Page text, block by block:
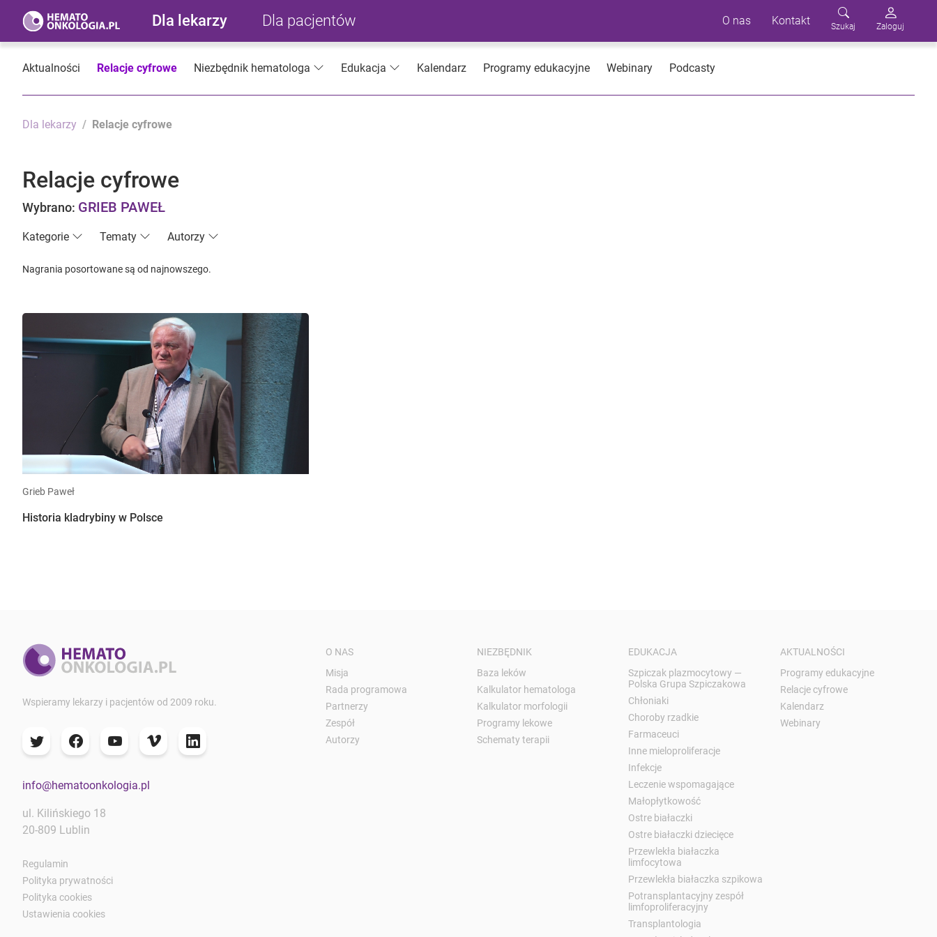
Dla lekarzy Dla pacjentów O nas Kontakt Szukaj Zaloguj
Aktualności Relacje cyfrowe Niezbędnik hematologa Edukacja Kalendarz Programy edukacyjne Webinary Podcasty
Dla lekarzy Relacje cyfrowe
Relacje cyfrowe
Wybrano: GRIEB PAWEŁ
Kategorie Tematy Autorzy
Nagrania posortowane są od najnowszego.
Grieb Paweł
Historia kladrybiny w Polsce
Wspieramy lekarzy i pacjentów od 2009 roku.
info@hematoonkologia.pl
ul. Kilińskiego 18
20-809 Lublin
Regulamin
Polityka prywatności
Polityka cookies
Ustawienia cookies
O NAS
Misja
Rada programowa
Partnerzy
Zespół
Autorzy
NIEZBĘDNIK
Baza leków
Kalkulator hematologa
Kalkulator morfologii
Programy lekowe
Schematy terapii
EDUKACJA
Szpiczak plazmocytowy —
Polska Grupa Szpiczakowa
Chłoniaki
Choroby rzadkie
Farmaceuci
Inne mieloproliferacje
Infekcje
Leczenie wspomagające
Małopłytkowość
Ostre białaczki
Ostre białaczki dziecięce
Przewlekła białaczka
limfocytowa
Przewlekła białaczka szpikowa
Potransplantacyjny zespół
limfoproliferacyjny
Transplantologia
AKTUALNOŚCI
Programy edukacyjne
Relacje cyfrowe
Kalendarz
Webinary